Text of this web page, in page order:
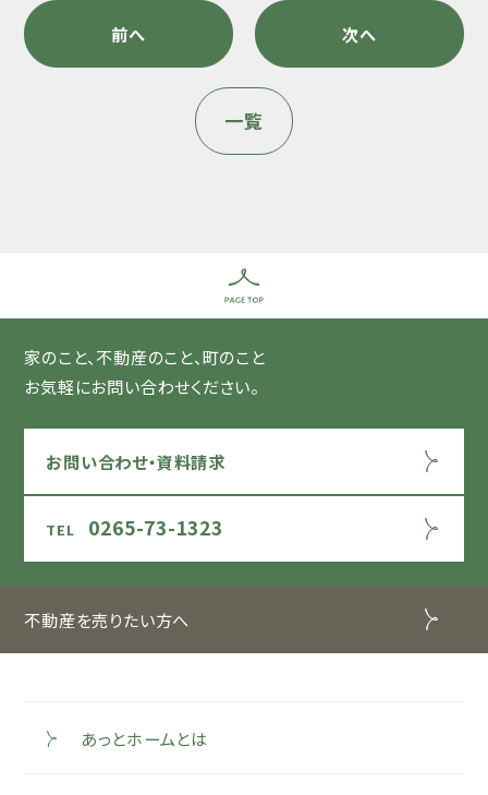
一覧
前へ 次へ
家のこと、不動産のこと、町のこと
お気軽にお問い合わせください。
お問い合わせ・資料請求
0265-73-1323
不動産を売りたい方へ
あっとホームとは